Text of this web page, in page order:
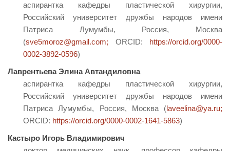
аспирантка кафедры пластической хирургии,
Российский университет дружбы народов имени
Патриса Лумумбы, Россия, Москва
(sve5moroz@gmail.com; ORCID: https://orcid.org/0000-
0002-3892-0596)
Лаврентьева Элина Автандиловна
аспирантка кафедры пластической хирургии,
Российский университет дружбы народов имени
Патриса Лумумбы, Россия, Москва (laveelina@ya.ru;
ORCID: https://orcid.org/0000-0002-1641-5863)
Кастыро Игорь Владимирович